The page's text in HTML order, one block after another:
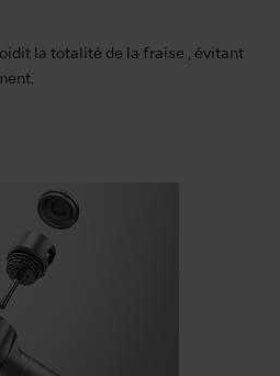
la totalité de la fraise , évitant